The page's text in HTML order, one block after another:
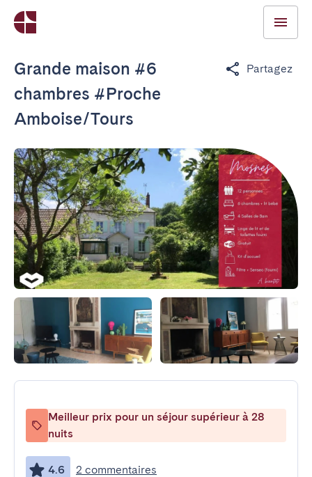
Grande maison #6
chambres #Proche
Amboise/Tours
Partagez
Meilleur prix pour un séjour supérieur à 28
nuits
4.6 2 commentaires